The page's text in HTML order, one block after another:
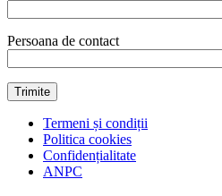
Persoana de contact
Termeni și condiții
Politica cookies
Confidențialitate
ANPC